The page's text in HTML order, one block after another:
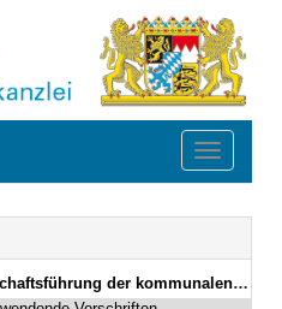
Toggle
(WkKV) Vom 11. März 1999 (GVBl. S. 132) BayRS 2023-8-I (§§ 1–13)